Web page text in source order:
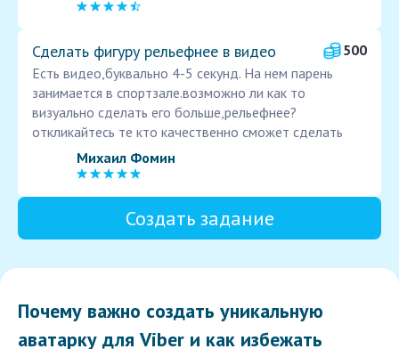
Сделать фигуру рельефнее в видео
500
Есть видео,буквально 4-5 секунд. На нем парень
занимается в спортзале.возможно ли как то
визуально сделать его больше,рельефнее?
откликайтесь те кто качественно сможет сделать
Михаил Фомин
Создать задание
Почему важно создать уникальную
аватарку для Viber и как избежать